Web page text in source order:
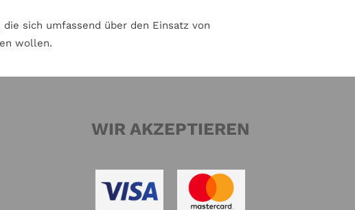
sich umfassend über den Einsatz von
wollen.
WIR AKZEPTIEREN